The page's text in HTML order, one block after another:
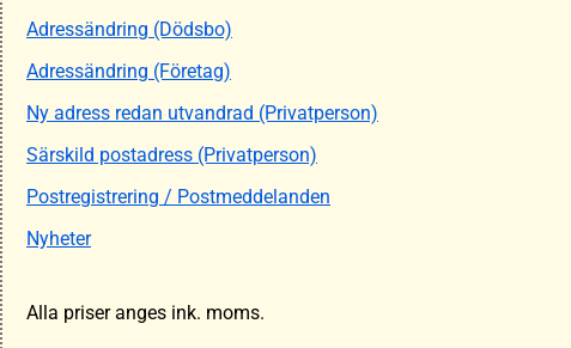
Adressändring (Dödsbo)
Adressändring (Företag)
Ny adress redan utvandrad (Privatperson)
Särskild postadress (Privatperson)
Postregistrering / Postmeddelanden
Nyheter
Alla priser anges ink. moms.